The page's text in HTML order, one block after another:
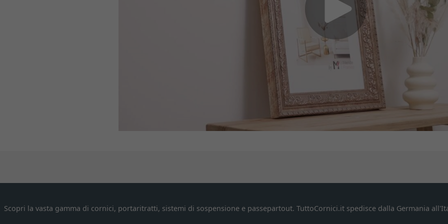
Scopri la vasta gamma di cornici, portaritratti, sistemi di sospensione e passepartout. TuttoCornici.it spedisce dalla Germania